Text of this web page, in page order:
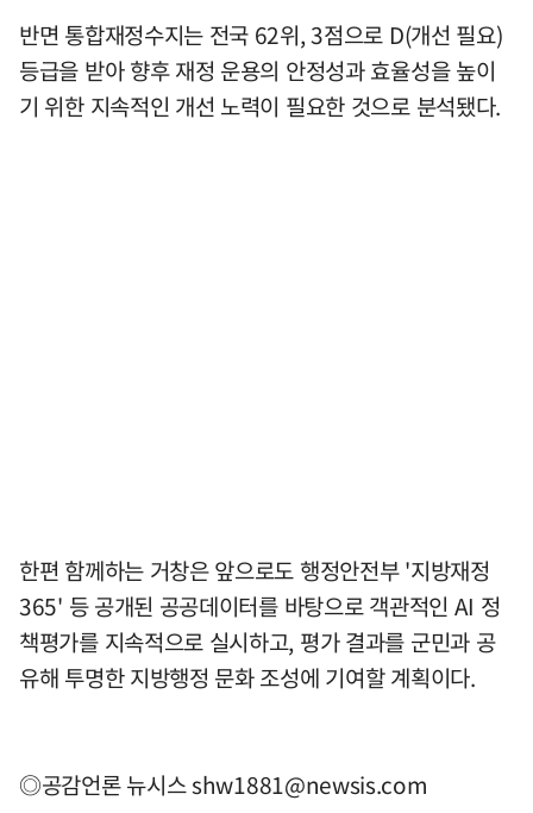
반면 통합재정수지는 전국 62위, 3점으로 D(개선 필요)
등급을 받아 향후 재정 운용의 안정성과 효율성을 높이
기 위한 지속적인 개선 노력이 필요한 것으로 분석됐다.
한편 함께하는 거창은 앞으로도 행정안전부 '지방재정
365' 등 공개된 공공데이터를 바탕으로 객관적인 AI 정
책평가를 지속적으로 실시하고, 평가 결과를 군민과 공
유해 투명한 지방행정 문화 조성에 기여할 계획이다.
◎공감언론 뉴시스shw1881@newsis.com